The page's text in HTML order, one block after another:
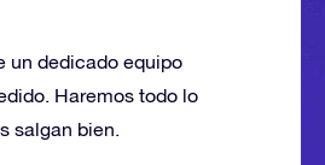
un dedicado equipo
Haremos todo lo
salgan bien.